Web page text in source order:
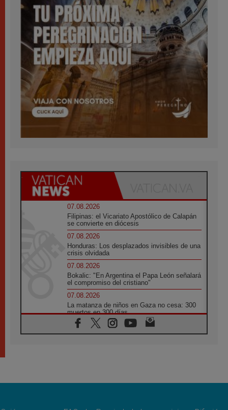
07.08.2026
Filipinas: el Vicariato Apostólico de Calapán
se convierte en diócesis
07.08.2026
Honduras: Los desplazados invisibles de una
crisis olvidada
07.08.2026
Bokalic: "En Argentina el Papa León señalará
el compromiso del cristiano"
07.08.2026
La matanza de niños en Gaza no cesa: 300
muertos en 300 días
07.08.2026
Tagle: La guerra desfigura el mundo, solo la
como misión al servicio del Evangelio